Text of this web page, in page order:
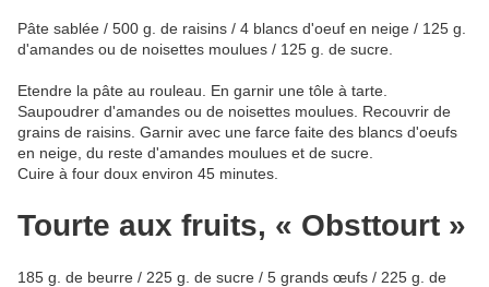
Pâte sablée / 500 g. de raisins / 4 blancs d'oeuf en neige / 125 g.
d'amandes ou de noisettes moulues / 125 g. de sucre.
Etendre la pâte au rouleau. En garnir une tôle à tarte.
Saupoudrer d'amandes ou de noisettes moulues. Recouvrir de
grains de raisins. Garnir avec une farce faite des blancs d'oeufs
en neige, du reste d'amandes moulues et de sucre.
Cuire à four doux environ 45 minutes.
Tourte aux fruits, « Obsttourt »
185 g. de beurre / 225 g. de sucre / 5 grands œufs / 225 g. de